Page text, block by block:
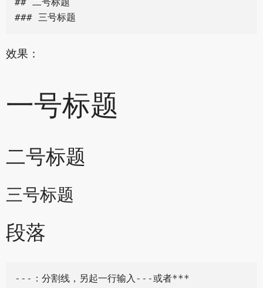
## 二号标题
效果：
一号标题
二号标题
三号标题
段落
---：分割线，另起一行输入---或者***